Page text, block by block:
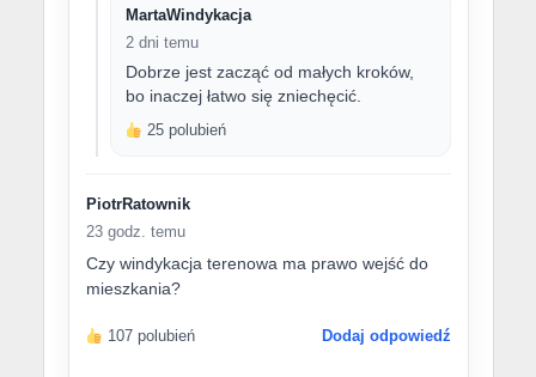
MartaWindykacja
2 dni temu
Dobrze jest zacząć od małych kroków,
bo inaczej łatwo się zniechęcić.
25 polubień
PiotrRatownik
23 godz. temu
Czy windykacja terenowa ma prawo wejść do
mieszkania?
107 polubień Dodaj odpowiedź